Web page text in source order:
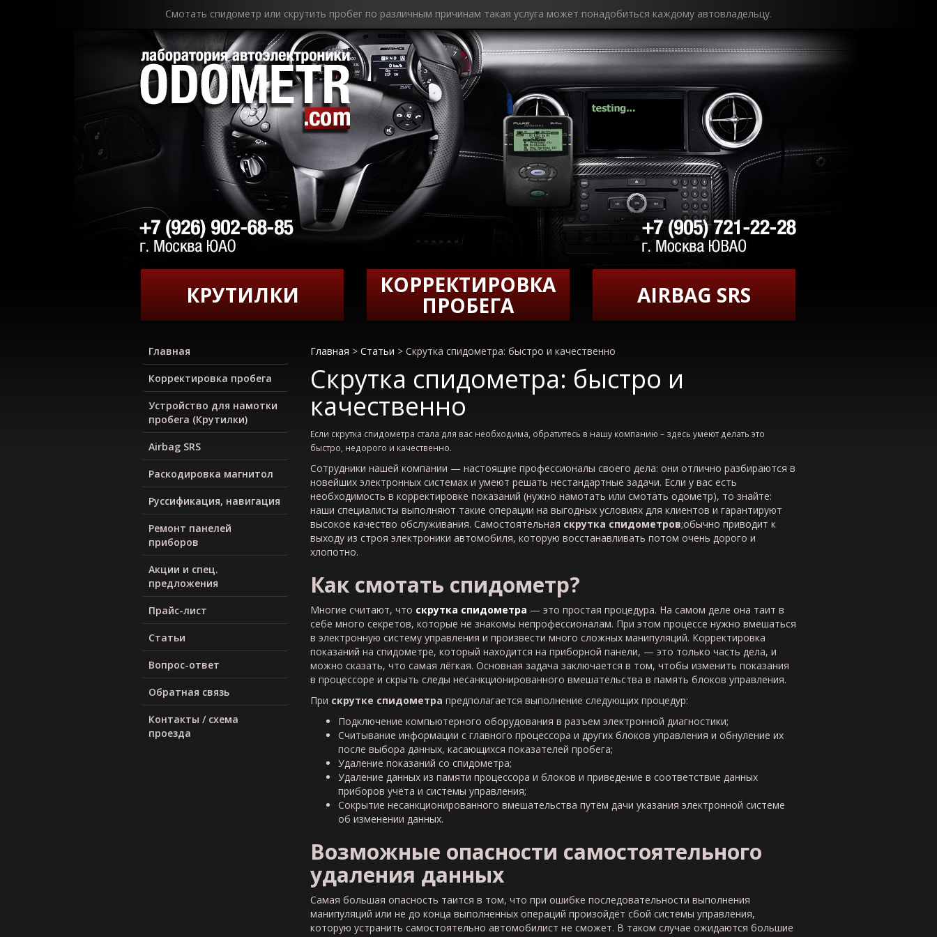
Смотать спидометр или скрутить пробег по различным причинам такая услуга может понадобиться каждому автовладельцу.
КРУТИЛКИ КОРРЕКТИРОВКА
ПРОБЕГА AIRBAG SRS
Главная
Корректировка пробега
Устройство для намотки
пробега (Крутилки)
Airbag SRS
Раскодировка магнитол
Руcсификация, навигация
Ремонт панелей
приборов
Акции и спец.
предложения
Прайс-лист
Статьи
Вопрос-ответ
Обратная связь
Контакты / схема
проезда
Главная > Статьи > Скрутка спидометра: быстро и качественно
Скрутка спидометра: быстро и
качественно
Если скрутка спидометра стала для вас необходима, обратитесь в нашу компанию – здесь умеют делать это
быстро, недорого и качественно.
Сотрудники нашей компании — настоящие профессионалы своего дела: они отлично разбираются в
новейших электронных системах и умеют решать нестандартные задачи. Если у вас есть
необходимость в корректировке показаний (нужно намотать или смотать одометр), то знайте:
наши специалисты выполняют такие операции на выгодных условиях для клиентов и гарантируют
высокое качество обслуживания. Самостоятельная скрутка спидометров;обычно приводит к
выходу из строя электроники автомобиля, которую восстанавливать потом очень дорого и
хлопотно.
Как смотать спидометр?
Многие считают, что скрутка спидометра — это простая процедура. На самом деле она таит в
себе много секретов, которые не знакомы непрофессионалам. При этом процессе нужно вмешаться
в электронную систему управления и произвести много сложных манипуляций. Корректировка
показаний на спидометре, который находится на приборной панели, — это только часть дела, и
можно сказать, что самая лёгкая. Основная задача заключается в том, чтобы изменить показания
в процессоре и скрыть следы несанкционированного вмешательства в память блоков управления.
При скрутке спидометра предполагается выполнение следующих процедур:
Подключение компьютерного оборудования в разъем электронной диагностики;
Считывание информации с главного процессора и других блоков управления и обнуление их
после выбора данных, касающихся показателей пробега;
Удаление показаний со спидометра;
Удаление данных из памяти процессора и блоков и приведение в соответствие данных
приборов учёта и системы управления;
Сокрытие несанкционированного вмешательства путём дачи указания электронной системе
об изменении данных.
Возможные опасности самостоятельного
удаления данных
Самая большая опасность таится в том, что при ошибке последовательности выполнения
манипуляций или не до конца выполненных операций произойдёт сбой системы управления,
которую устранить самостоятельно автомобилист не сможет. В таком случае ожидаются большие